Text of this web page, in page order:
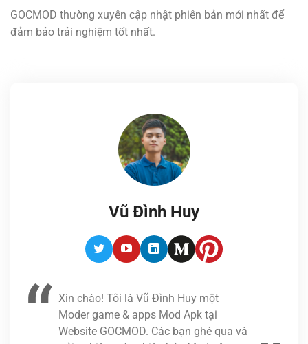
GOCMOD thường xuyên cập nhật phiên bản mới nhất để
đảm bảo trải nghiệm tốt nhất.
Vũ Đình Huy
TwitterYoutubeLinkedInMediumPinterest
Xin chào! Tôi là Vũ Đình Huy một
Moder game & apps Mod Apk tại
Website GOCMOD. Các bạn ghé qua và